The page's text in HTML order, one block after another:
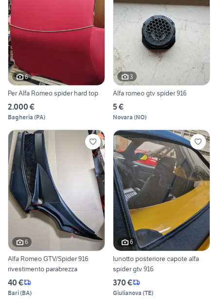
6
Per Alfa Romeo spider hard top
2.000 €
Bagheria (PA)
3
Alfa romeo gtv spider 916
5 €
Novara (NO)
6
Alfa Romeo GTV/Spider 916
rivestimento parabrezza
40 €
Bari(BA)
6
lunotto posteriore capote alfa
spider gtv 916
370 €
Giulianova (TE)